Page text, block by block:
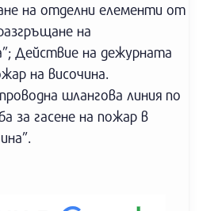
на отделни елементи от
на
Действие на дежурната
на височина.
шлангова линия по
за гасене на пожар в